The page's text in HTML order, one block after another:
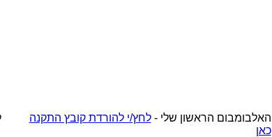
האלבומבום הראשון שלי -לחץ/י להורדת קובץ התקנה
כאן